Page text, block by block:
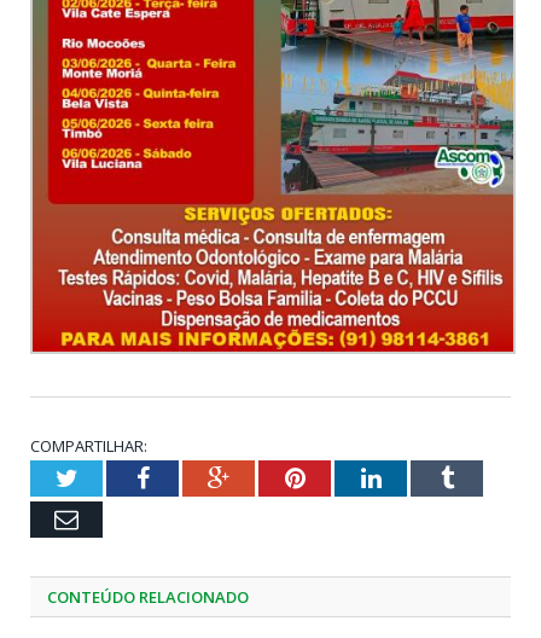
COMPARTILHAR:
TwitterFacebookGoogle+PinterestLinkedInTumblr
Email
CONTEÚDO RELACIONADO